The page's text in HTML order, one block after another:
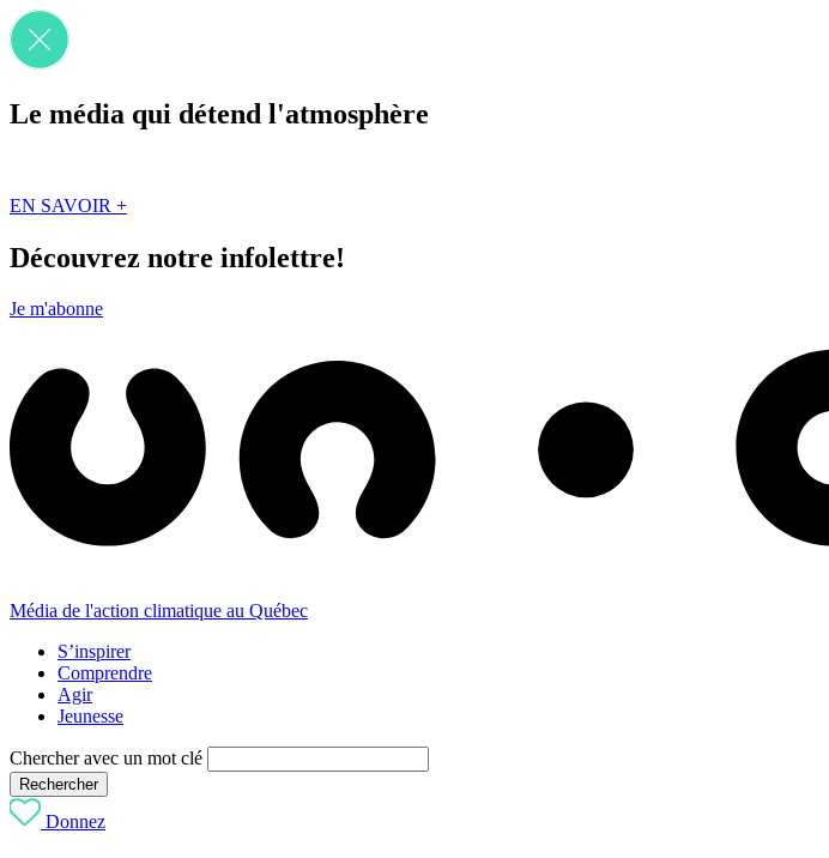
Le média qui détend l'atmosphère
EN SAVOIR +
Découvrez notre infolettre!
Je m'abonne
Média de l'action climatique au Québec
S’inspirer
Comprendre
Agir
Jeunesse
Chercher avec un mot clé
Rechercher
Donnez